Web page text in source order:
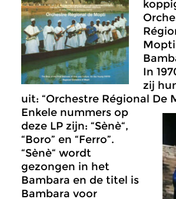
In
zij
uit: “Orchestre Régional De
Enkele nummers op
deze LP zijn: “Sènè“,
“Boro” en “Ferro”.
“Sènè“ wordt
gezongen in het
Bambara en de titel is
Bambara voor